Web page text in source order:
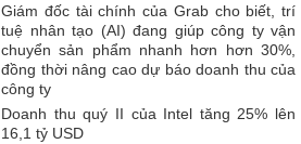
Giám đốc tài chính của Grab cho biết, trí
tuệ nhân tạo (AI) đang giúp công ty vận
chuyển sản phẩm nhanh hơn hơn 30%,
đồng thời nâng cao dự báo doanh thu của
công ty
Doanh thu quý II của Intel tăng 25% lên
16,1 tỷ USD